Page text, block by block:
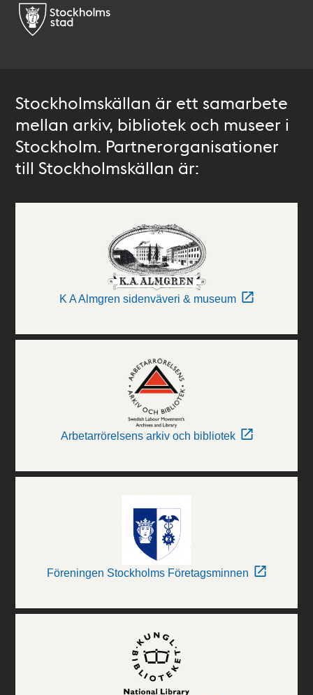
Stockholmskällan är ett samarbete
mellan arkiv, bibliotek och museer i
Stockholm. Partnerorganisationer
till Stockholmskällan är:
K A Almgren sidenväveri & museum
Arbetarrörelsens arkiv och bibliotek
Föreningen Stockholms Företagsminnen